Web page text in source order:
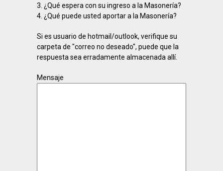
3. ¿Qué espera con su ingreso a la Masonería?
4. ¿Qué puede usted aportar a la Masonería?
Si es usuario de hotmail/outlook, verifique su
carpeta de "correo no deseado", puede que la
respuesta sea erradamente almacenada allí.
Mensaje